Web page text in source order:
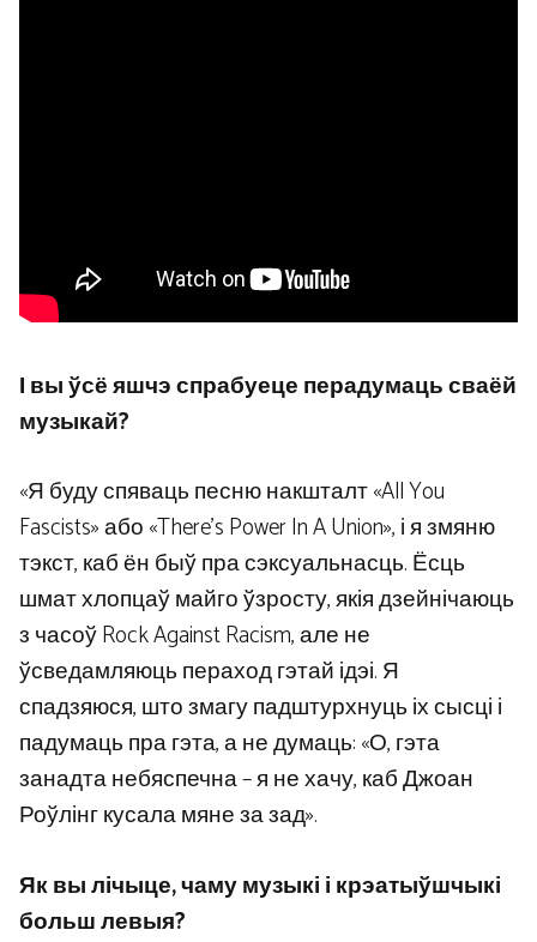
І вы ўсё яшчэ спрабуеце перадумаць сваёй
музыкай?
«Я буду спяваць песню накшталт «All You
Fascists» або «There’s Power In A Union», і я змяню
тэкст, каб ён быў пра сэксуальнасць. Ёсць
шмат хлопцаў майго ўзросту, якія дзейнічаюць
з часоў Rock Against Racism, але не
ўсведамляюць пераход гэтай ідэі. Я
спадзяюся, што змагу падштурхнуць іх сысці і
падумаць пра гэта, а не думаць: «О, гэта
занадта небяспечна – я не хачу, каб Джоан
Роўлінг кусала мяне за зад».
Як вы лічыце, чаму музыкі і крэатыўшчыкі
больш левыя?